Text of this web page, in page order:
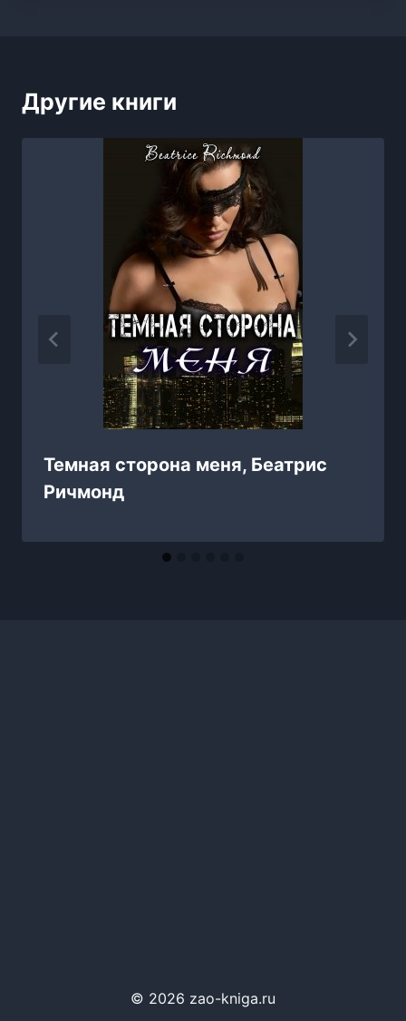
Другие книги
Темная сторона меня, Беатрис
Ричмонд
© 2026 zao-kniga.ru